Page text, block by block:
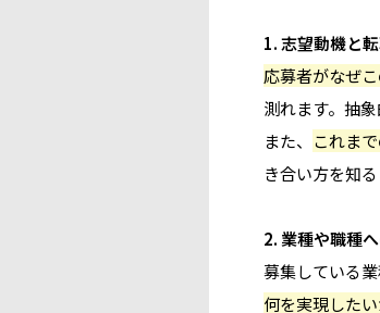
1. 志望動機と
応募者がなぜ
測れます。抽
また、 これま
き合い方を知
2. 業種や職種
募集している
何を実現した